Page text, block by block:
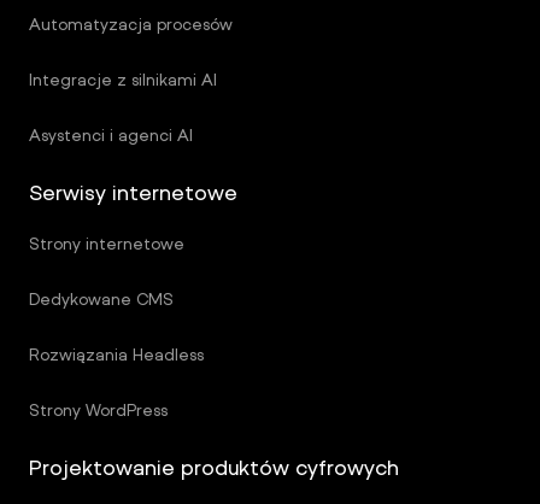
Automatyzacja procesów
Integracje z silnikami AI
Asystenci i agenci AI
Serwisy internetowe
Strony internetowe
Dedykowane CMS
Rozwiązania Headless
Strony WordPress
Projektowanie produktów cyfrowych